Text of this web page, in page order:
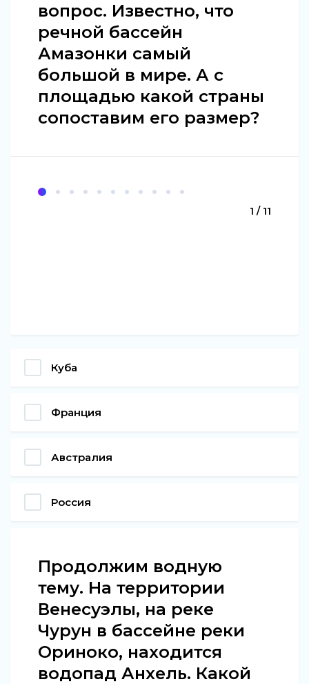
вопрос. Известно, что
речной бассейн
Амазонки самый
большой в мире. А с
площадью какой страны
сопоставим его размер?
1 / 11
Куба
Франция
Австралия
Россия
Продолжим водную
тему. На территории
Венесуэлы, на реке
Чурун в бассейне реки
Ориноко, находится
водопад Анхель. Какой